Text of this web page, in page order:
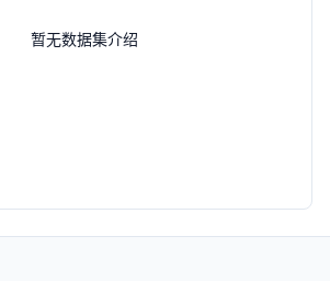
暂无数据集介绍